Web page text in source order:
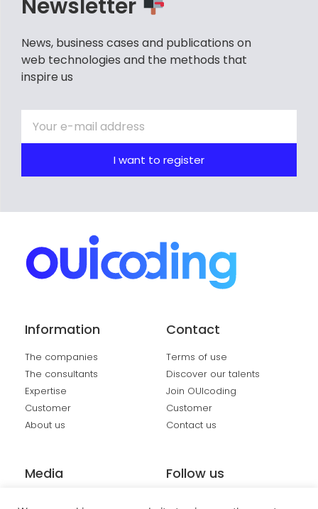
Newsletter
News, business cases and publications on
web technologies and the methods that
inspire us
I want to register
Information
The companies
The consultants
Expertise
Customer
About us
Contact
Terms of use
Discover our talents
Join OUIcoding
Customer
Contact us
Media Follow us